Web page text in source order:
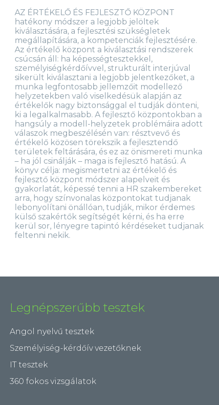
AZ ÉRTÉKELŐ ÉS FEJLESZTŐ KÖZPONT
hatékony módszer a legjobb jelöltek
kiválasztására, a fejlesztési szükségletek
megállapítására, a kompetenciák fejlesztésére.
Az értékelő központ a kiválasztási rendszerek
csúcsán áll: ha képességtesztekkel,
személyiségkérdőívvel, strukturált interjúval
sikerült kiválasztani a legjobb jelentkezőket, a
munka legfontosabb jellemzőit modellező
helyzetekben való viselkedésük alapján az
értékelők nagy biztonsággal el tudják dönteni,
ki a legalkalmasabb. A fejlesztő központokban a
hangsúly a modell-helyzetek problémáira adott
válaszok megbeszélésén van: résztvevő és
értékelő közösen törekszik a fejlesztendő
területek feltárására, és ez az önismereti munka
– ha jól csinálják – maga is fejlesztő hatású. A
könyv célja: megismertetni az értékelő és
fejlesztő központ módszer alapelveit és
gyakorlatát, képessé tenni a HR szakembereket
arra, hogy színvonalas központokat tudjanak
lebonyolítani önállóan, tudják, mikor érdemes
külső szakértők segítségét kérni, és ha erre
kerül sor, lényegre tapintó kérdéseket tudjanak
feltenni nekik.
Legnépszerűbb tesztek
Angol nyelvű tesztek
Személyiség-kérdőív vezetőknek
IT tesztek
360 fokos vizsgálatok